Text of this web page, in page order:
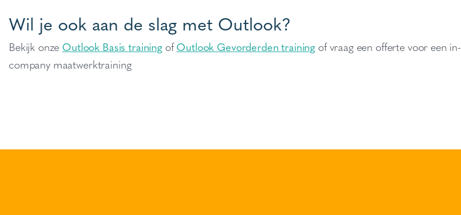
Wil je ook aan de slag met Outlook?
Bekijk onze Outlook Basis trainingofOutlook Gevorderden training of vraag een offerte voor een in-
company maatwerktraining